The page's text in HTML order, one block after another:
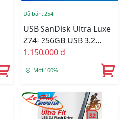
Đã bán: 254
USB SanDisk Ultra Luxe
Z74- 256GB USB 3.2
(SDCZ74-256G-G46)
1.150.000 đ
Mới 100%